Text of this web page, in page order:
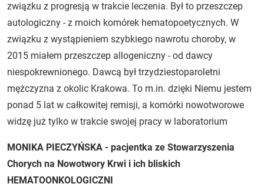
związku z progresją w trakcie leczenia. Był to przeszczep
autologiczny - z moich komórek hematopoetycznych. W
związku z wystąpieniem szybkiego nawrotu choroby, w
2015 miałem przeszczep allogeniczny - od dawcy
niespokrewnionego. Dawcą był trzydziestoparoletni
mężczyzna z okolic Krakowa. To m.in. dzięki Niemu jestem
ponad 5 lat w całkowitej remisji, a komórki nowotworowe
widzę już tylko w trakcie swojej pracy w laboratorium
MONIKA PIECZYŃSKA - pacjentka ze Stowarzyszenia
Chorych na Nowotwory Krwi i ich bliskich
HEMATOONKOLOGICZNI